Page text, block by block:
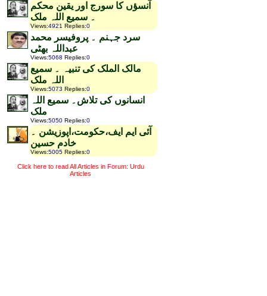
آنسؤں کا سورج اور یقین محکم
۔ سمیع اللہ ملک
Views:4921 Replies:0
سرد جہنم ۔ پروفیسر محمد
عبداللہ بھٹی
Views:5068 Replies:0
مالک الملک کی تنبیہ ۔ سمیع
اللہ ملک
Views:5073 Replies:0
انسانوں کی تلاش۔ سمیع اللہ
ملک
Views:5050 Replies:0
آئی ایم ایف،حکومت،اپوزیشن ۔
خادم حسین
Views:5005 Replies:0
Click here to read All Articles in Forum: Urdu
Articles